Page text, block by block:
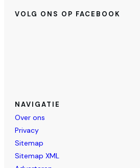
VOLG ONS OP FACEBOOK
NAVIGATIE
Over ons
Privacy
Sitemap
Sitemap XML